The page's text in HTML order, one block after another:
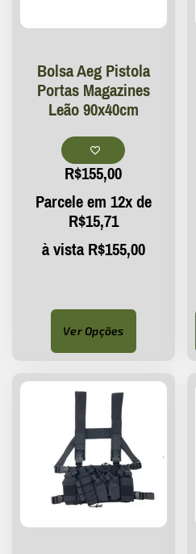
Bolsa Aeg Pistola
Portas Magazines
Leão 90x40cm
R$155,00
Parcele em 12x de
R$15,71
à vistaR$155,00
Ver Opções